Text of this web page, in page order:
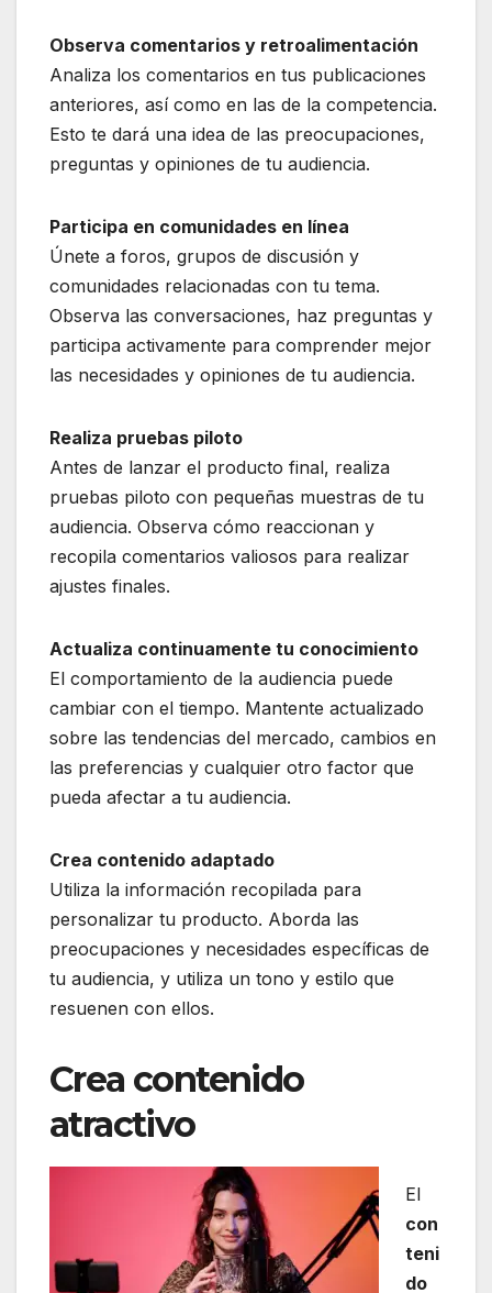
Observa comentarios y retroalimentación
Analiza los comentarios en tus publicaciones
anteriores, así como en las de la competencia.
Esto te dará una idea de las preocupaciones,
preguntas y opiniones de tu audiencia.
Participa en comunidades en línea
Únete a foros, grupos de discusión y
comunidades relacionadas con tu tema.
Observa las conversaciones, haz preguntas y
participa activamente para comprender mejor
las necesidades y opiniones de tu audiencia.
Realiza pruebas piloto
Antes de lanzar el producto final, realiza
pruebas piloto con pequeñas muestras de tu
audiencia. Observa cómo reaccionan y
recopila comentarios valiosos para realizar
ajustes finales.
Actualiza continuamente tu conocimiento
El comportamiento de la audiencia puede
cambiar con el tiempo. Mantente actualizado
sobre las tendencias del mercado, cambios en
las preferencias y cualquier otro factor que
pueda afectar a tu audiencia.
Crea contenido adaptado
Utiliza la información recopilada para
personalizar tu producto. Aborda las
preocupaciones y necesidades específicas de
tu audiencia, y utiliza un tono y estilo que
resuenen con ellos.
Crea contenido
atractivo
El
con
teni
do